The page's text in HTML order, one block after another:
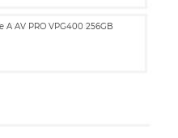
A AV PRO VPG400 256GB